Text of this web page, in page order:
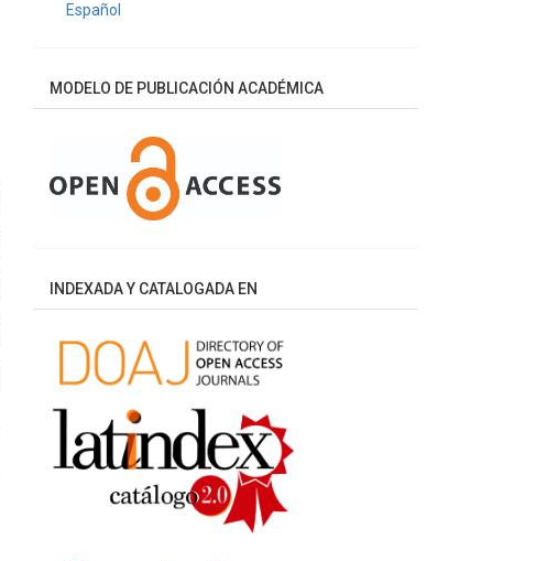
Español
MODELO DE PUBLICACIÓN ACADÉMICA
INDEXADA Y CATALOGADA EN